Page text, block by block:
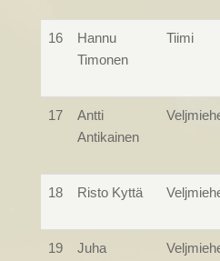
16
Hannu
Timonen
Tiimi
17
Antti
Antikainen
18 Risto Kyttä
19
Juha